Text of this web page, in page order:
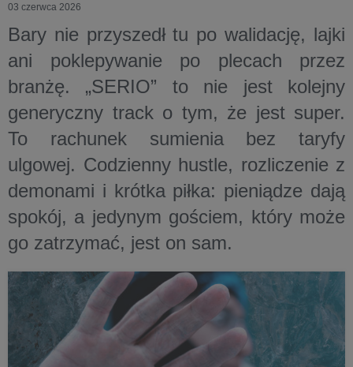
03 czerwca 2026
Bary nie przyszedł tu po walidację, lajki
ani poklepywanie po plecach przez
branżę. „SERIO” to nie jest kolejny
generyczny track o tym, że jest super.
To rachunek sumienia bez taryfy
ulgowej. Codzienny hustle, rozliczenie z
demonami i krótka piłka: pieniądze dają
spokój, a jedynym gościem, który może
go zatrzymać, jest on sam.